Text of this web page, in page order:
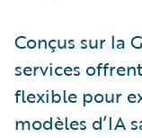
Conçus sur la
services
flexible pour
modèles d’IA